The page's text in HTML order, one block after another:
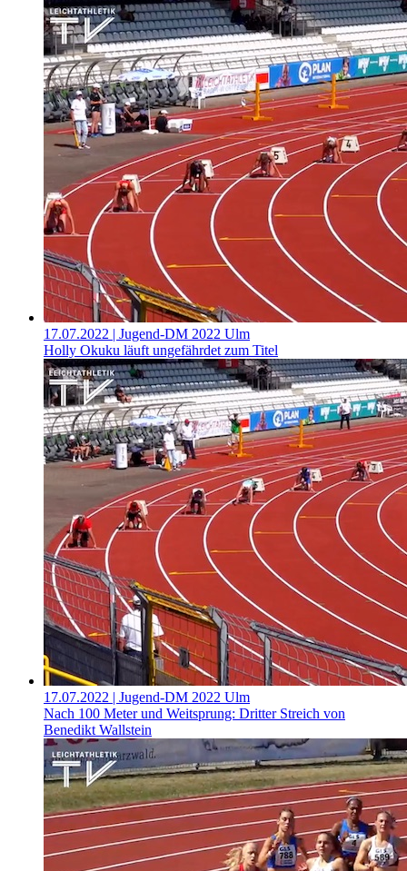
17.07.2022 | Jugend-DM 2022 Ulm
Holly Okuku läuft ungefährdet zum Titel
17.07.2022 | Jugend-DM 2022 Ulm
Nach 100 Meter und Weitsprung: Dritter Streich von
Benedikt Wallstein